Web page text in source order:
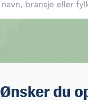
Ønsker du